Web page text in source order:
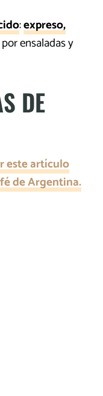
:expreso,
ensaladas y
DE
este artículo
de Argentina.